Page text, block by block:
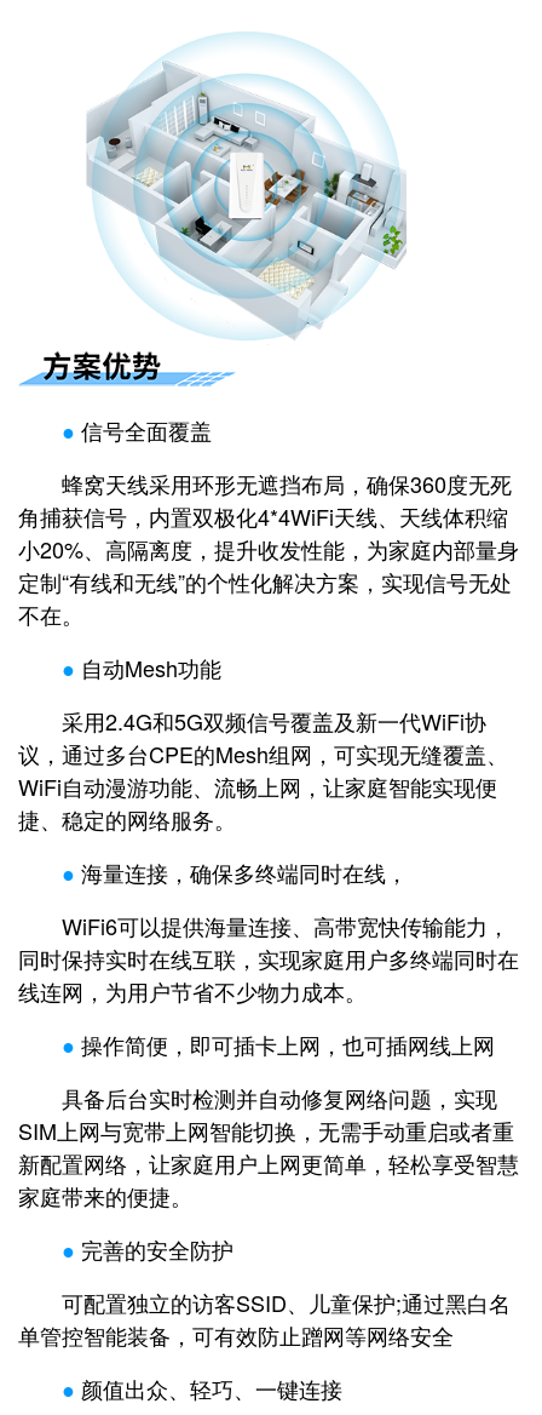
● 信号全面覆盖
蜂窝天线采用环形无遮挡布局，确保360度无死
角捕获信号，内置双极化4*4WiFi天线、天线体积缩
小20%、高隔离度，提升收发性能，为家庭内部量身
定制“有线和无线”的个性化解决方案，实现信号无处
不在。
● 自动Mesh功能
采用2.4G和5G双频信号覆盖及新一代WiFi协
议，通过多台CPE的Mesh组网，可实现无缝覆盖、
WiFi自动漫游功能、流畅上网，让家庭智能实现便
捷、稳定的网络服务。
● 海量连接，确保多终端同时在线，
WiFi6可以提供海量连接、高带宽快传输能力，
同时保持实时在线互联，实现家庭用户多终端同时在
线连网，为用户节省不少物力成本。
● 操作简便，即可插卡上网，也可插网线上网
具备后台实时检测并自动修复网络问题，实现
SIM上网与宽带上网智能切换，无需手动重启或者重
新配置网络，让家庭用户上网更简单，轻松享受智慧
家庭带来的便捷。
● 完善的安全防护
可配置独立的访客SSID、儿童保护;通过黑白名
单管控智能装备，可有效防止蹭网等网络安全
● 颜值出众、轻巧、一键连接